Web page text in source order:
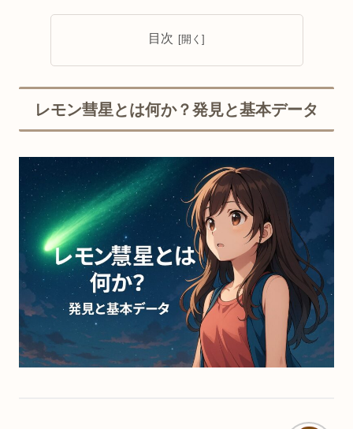
目次
レモン彗星とは何か？発見と基本データ